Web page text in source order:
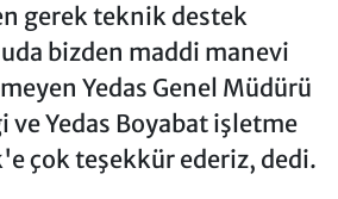
gerek teknik destek
bizden maddi manevi
Yedas Genel Müdürü
ve Yedas Boyabat işletme
çok teşekkür ederiz, dedi.